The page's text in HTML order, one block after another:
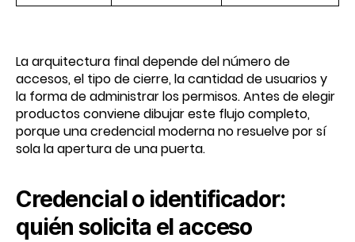
La arquitectura final depende del número de
accesos, el tipo de cierre, la cantidad de usuarios y
la forma de administrar los permisos. Antes de elegir
productos conviene dibujar este flujo completo,
porque una credencial moderna no resuelve por sí
sola la apertura de una puerta.
Credencial o identificador:
quién solicita el acceso